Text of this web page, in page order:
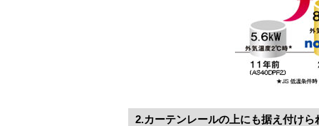
2.カーテンレールの上にも据え付け